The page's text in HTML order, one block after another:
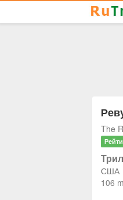
The
США
106